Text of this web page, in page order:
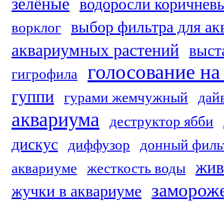
зелёные водоросли
ворклог выбор фильтра для
аквариумных растений
гигрофила голосование
гуппи гурами жемчужный
аквариума деструктор ябби
дискус диффузор
донный
аквариуме
жесткость воды
жучки в аквариуме